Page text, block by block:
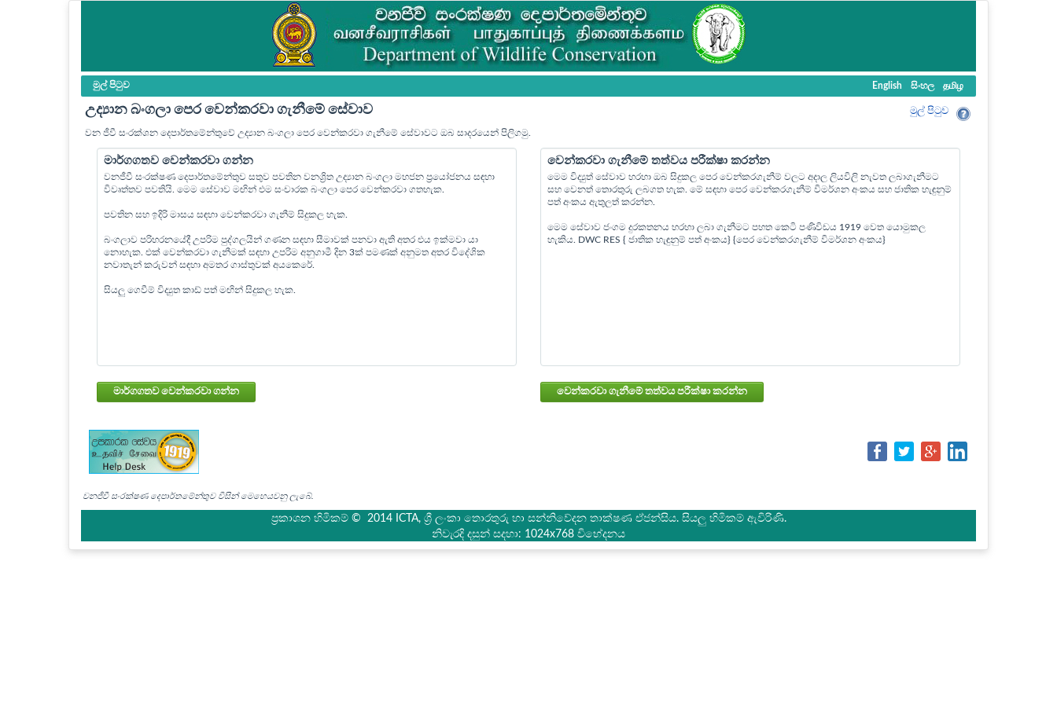
මුල් පි‍ටුව English සිංහල தமிழ
උද්‍යාන බංගලා පෙර වෙන්කරවා ගැනීමේ සේවාව මුල් පි‍ටුව
වන ජීවී සංරක්ශන දෙපාර්තමේන්තුවේ උද්‍යාන බංගලා පෙර වෙන්කරවා ගැනීමේ සේවාවට ඔබ සාදරයෙන් පිලිගමු.
මාර්ගගතව වෙන්කරවා ගන්න
වනජීවී සංරක්ෂණ දෙපාර්තමේන්තුව සතුව පවතින වනශ්‍රිත උද්‍යාන බංගලා මහජන ප්‍රයෝජනය සඳහා
විවෘත්තව පවතියි. මෙම සේවාව මඟින් එම සංචාරක බංගලා පෙර වෙන්කරවා ගතහැක.
පවතින සහ ඉදිරි මාසය සඳහා වෙන්කරවා ගැනීම් සිදුකල හැක.
බංගලාව පරිහරනයේදී උපරිම පුද්ගලයින් ගණන සඳහා සීමාවක් පනවා ඇති අතර එය ඉක්මවා යා
නොහැක. එක් වෙන්කරවා ගැනීමක් සඳහා උපරිම අනුගාමී දින 3ක් පමණක් අනුමත අතර විදේශික
නවාතැන් කරුවන් සඳහා අමතර ගාස්තුවක් අයකෙරේ.
සියලු ගෙවීම් විද්‍යුත කාඩ් පත් මඟින් සිදුකල හැක.
මාර්ගගතව වෙන්කරවා ගන්න
වෙන්කරවා ගැනීමේ තත්වය පරීක්ෂා කරන්න
මෙම විද්‍යුත් සේවාව හරහා ඔබ සිදුකල පෙර වෙන්කරගැනීම් වලට අදාල ලියවිලි නැවත ලබාගැනීමට
සහ වෙනත් තොරතුරු ලබගත හැක. මේ සඳහා පෙර වෙන්කරගැනීම් විමර්ශන අංකය සහ ජාතික හැඳුනුම්
පත් අංකය ඇතුලත් කරන්න.
මෙම සේවාව ජංගම දුරකතනය හරහා ලබා ගැනීමට පහත කෙටි පණිවිඩය 1919 වෙත යොමුකල
හැකිය. DWC RES { ජාතික හැඳුනුම් පත් අංකය} {පෙර වෙන්කරගැනීම් විමර්ශන අංකය}
වෙන්කරවා ගැනීමේ තත්වය පරීක්ෂා කරන්න
වනජීවී සංරක්ෂණ දෙපාර්තමේන්තුව විසින් මෙහෙයවනු ලැබේ.
ප්‍රකාශන හිමිකම් © 2014 ICTA, ශ්‍රී ලංකා තොරතුරු හා සන්නිවේදන තාක්ෂණ ඒජන්සිය. සියලු හිමිකම් ඇවිරිණි.
නිවැරදි දසුන් සදහා: 1024x768 විභේදනය